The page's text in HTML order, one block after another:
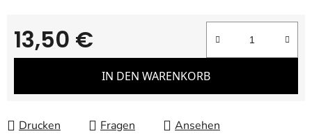
13,50 €
Verkaufspreis:
IN DEN WARENKORB
Drucken Fragen
Ansehen